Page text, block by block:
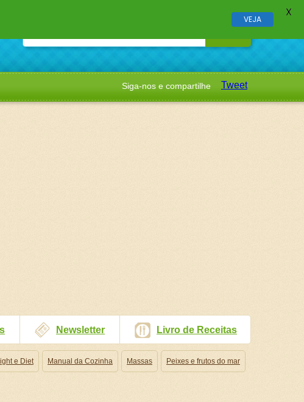
Siga-nos e compartilhe Tweet
Newsletter Livro de Receitas
e Diet Manual da Cozinha Massas Peixes e frutos do mar
VEJA
X